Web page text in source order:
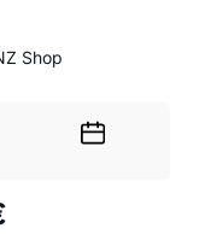
Shop